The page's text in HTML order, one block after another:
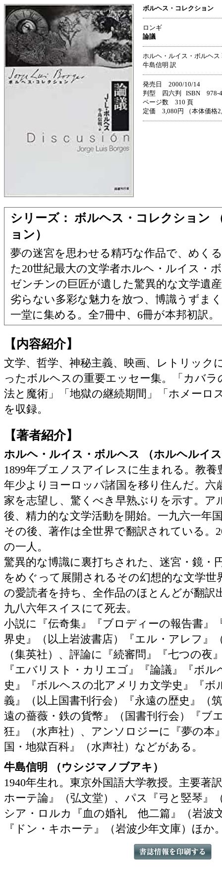
ボルヘス・コレクション
ロンギ
論議
ホルヘ・ルイス・ボルヘス
牛島信明 訳
発売日 2000/10/14
判型 四六判 ISBN 978-
ページ数 310 頁
定価 3,080円 （本体価格
シリーズ： ボルヘス・コレクション
ョン）
夢の迷宮を思わせる精巧な作品で、めく
た20世紀最大の文学者ホルヘ・ルイス
ゼンチンの巨匠が遺した驚異的な文学遺
劣らない多彩な魅力を放つ、博識うずま
一堂に集める。全7冊中、6冊が本邦初訳。
【内容紹介】
文学、哲学、神秘主義、映画、レトリック
ったボルヘスの重要エッセー集。「カバラ
法と魔術」「地獄の継続期間」「ホメーロ
を収録。
【著者紹介】
ホルヘ・ルイス・ボルヘス （ホルヘルイ
1899年ブエノスアイレスに生まれる。教
年少よりヨーロッパ諸国を移り住んだ。六
家を志望し、驚くべき早熟ぶりを示す。ア
後、精力的な文学活動を開始。一九六一年
その後、著作は全世界で翻訳されている。
の一人。
驚異的な博識に裏打ちされた、迷宮・鏡・
をめぐって展開されるその幻想的な文学世
の愛読者を持ち、全作品のほとんどが翻訳
九八六年スイスにて死去。
小説に『伝奇集』『ブロディーの報告書』
界史』（以上岩波書店）『エル・アレフ』
（集英社）、評論に『続審問』『七つの夜
『エバリスト・カリエゴ』『論議』『ボ
史』『ボルヘスの北アメリカ文学史』『ボ
義』（以上国書刊行会）『永遠の歴史』（
遠の薔薇・鉄の貨幣』（国書刊行会）『ブ
狂』（水声社）、アンソロジーに『夢の本
国・地獄百科』（水声社）などがある。
牛島信明 （ウシジマノブアキ）
1940年生れ。東京外国語大学教授。主要著
ホーテ論』（弘文堂）、パス『弓と竪琴』
シア・ロルカ『血の婚礼 他二篇』（岩波
『ドン・キホーテ』（岩波少年文庫）ほか